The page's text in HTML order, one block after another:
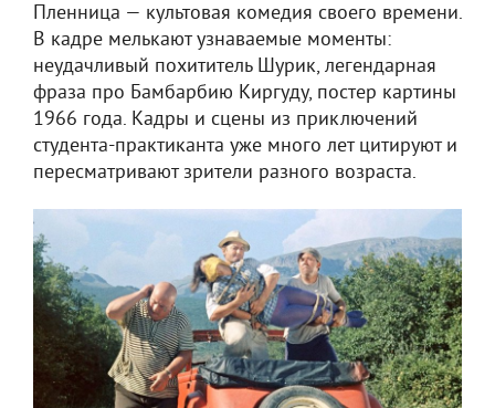
Пленница — культовая комедия своего времени.
В кадре мелькают узнаваемые моменты:
неудачливый похититель Шурик, легендарная
фраза про Бамбарбию Киргуду, постер картины
1966 года. Кадры и сцены из приключений
студента-практиканта уже много лет цитируют и
пересматривают зрители разного возраста.